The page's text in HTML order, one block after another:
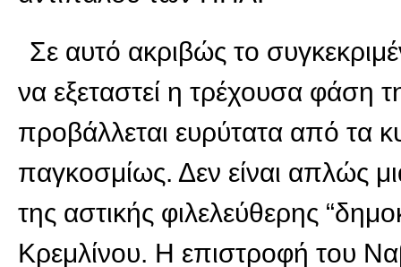
Σε αυτό ακριβώς το
να εξεταστεί η τρέχουσα φάση
προβάλλεται ευρύτατα από τα
παγκοσμίως. Δεν είναι απλώς
της αστικής φιλελεύθερης
Κρεμλίνου. Η επιστροφή του